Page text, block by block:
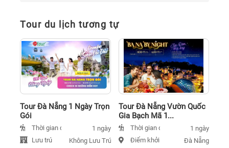
Tour du lịch tương tự
Tour Đà Nẵng 1 Ngày Trọn
Gói
Thời gian đi
1 ngày
Lưu trú
Không Lưu Trú
Tour Đà Nẵng Vườn Quốc
Gia Bạch Mã 1...
Thời gian đi
1 ngày
Điểm khởi hành
Đà Nẵng